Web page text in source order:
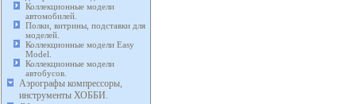
Коллекционные модели
автомобилей.
Полки, витрины, подставки для
моделей.
Коллекционные модели Easy
Model.
Коллекционные модели
автобусов.
Аэрографы компрессоры,
инструменты ХОББИ.